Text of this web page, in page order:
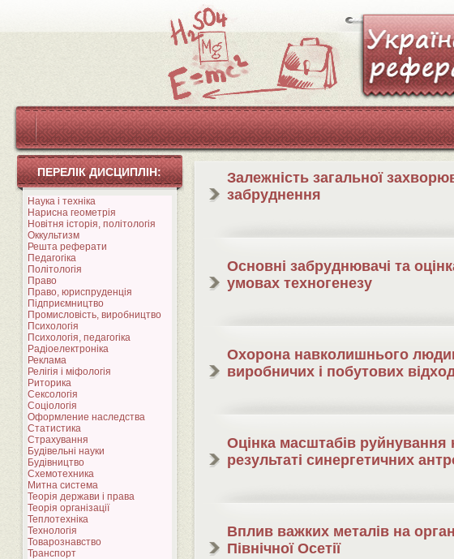
ПЕРЕЛІК ДИСЦИПЛІН:
Наука і техніка
Нарисна геометрія
Новітня історія, політологія
Оккультизм
Решта реферати
Педагогіка
Політологія
Право
Право, юриспруденція
Підприємництво
Промисловість, виробництво
Психологія
Психологія, педагогіка
Радіоелектроніка
Реклама
Релігія і міфологія
Риторика
Сексологія
Соціологія
Оформление наследства
Статистика
Страхування
Будівельні науки
Будівництво
Схемотехника
Митна система
Теорія держави і права
Теорія організації
Теплотехніка
Технологія
Товарознавство
Транспорт
Залежність загальної
забруднення
Основні забруднювачі та
умовах техногенезу
Охорона навколишнього
виробничих і побутових
Оцінка масштабів
результаті синергетичних
Вплив важких металів на
Північної Осетії